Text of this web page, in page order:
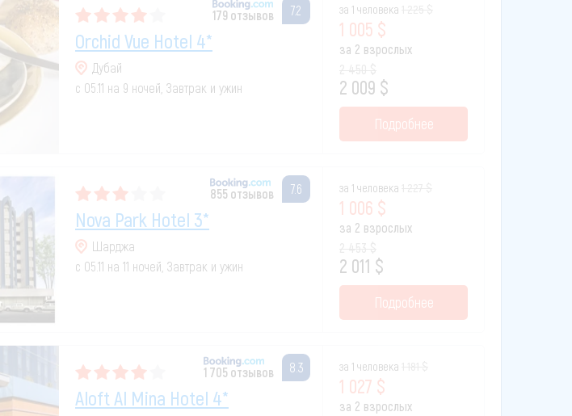
179 отзывов 7.2
Orchid Vue Hotel 4*
Дубай
с 05.11 на 9 ночей, Завтрак и ужин
за 1 человека
1 005 $
за 2 взрослых
2 009 $
Подробнее
855 отзывов 7.6
Nova Park Hotel 3*
Шарджа
с 05.11 на 11 ночей, Завтрак и ужин
за 1 человека
1 006 $
за 2 взрослых
2 011 $
Подробнее
1 705 отзывов 8.3
Aloft Al Mina Hotel 4*
за 1 человека
1 027 $
за 2 взрослых